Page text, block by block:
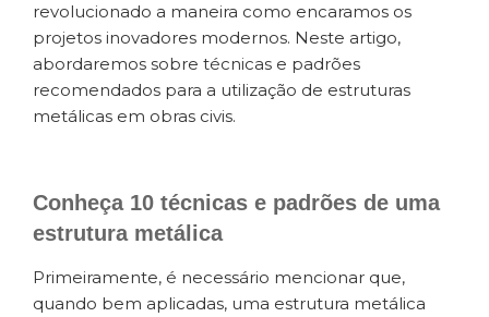
revolucionado a maneira como encaramos os
projetos inovadores modernos. Neste artigo,
abordaremos sobre técnicas e padrões
recomendados para a utilização de estruturas
metálicas em obras civis.
Conheça 10 técnicas e padrões de uma
estrutura metálica
Primeiramente, é necessário mencionar que,
quando bem aplicadas, uma estrutura metálica